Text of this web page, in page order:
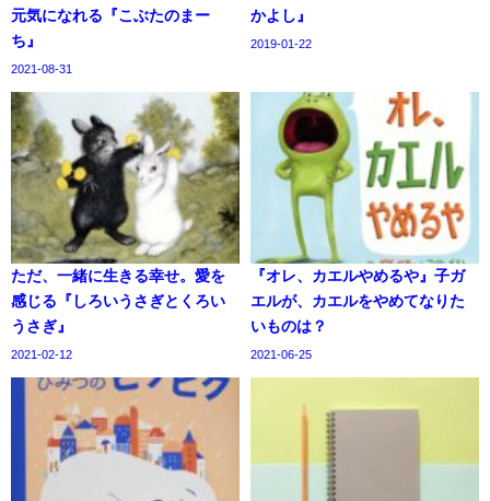
元気になれる『こぶたのまー
ち』
2021-08-31
かよし』
2019-01-22
ただ、一緒に生きる幸せ。愛を
感じる『しろいうさぎとくろい
うさぎ』
2021-02-12
『オレ、カエルやめるや』子ガ
エルが、カエルをやめてなりた
いものは？
2021-06-25